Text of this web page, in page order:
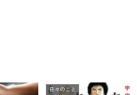
日々のこと